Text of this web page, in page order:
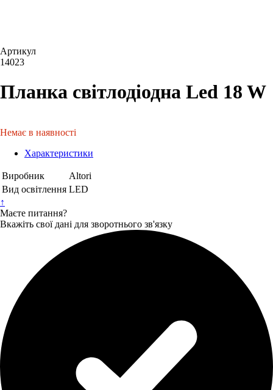
Артикул
14023
Планка світлодіодна Led 18 W
Немає в наявності
Характеристики
Виробник
Altori
Вид освітлення LED
↑
Маєте питання?
Вкажіть свої дані для зворотнього зв'язку